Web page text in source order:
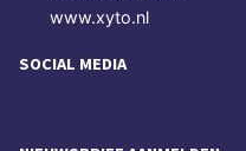
www.xyto.nl
SOCIAL MEDIA